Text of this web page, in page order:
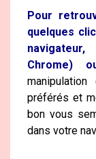
Pour
quelques
Chrome)
préférés et
bon vous
dans votre